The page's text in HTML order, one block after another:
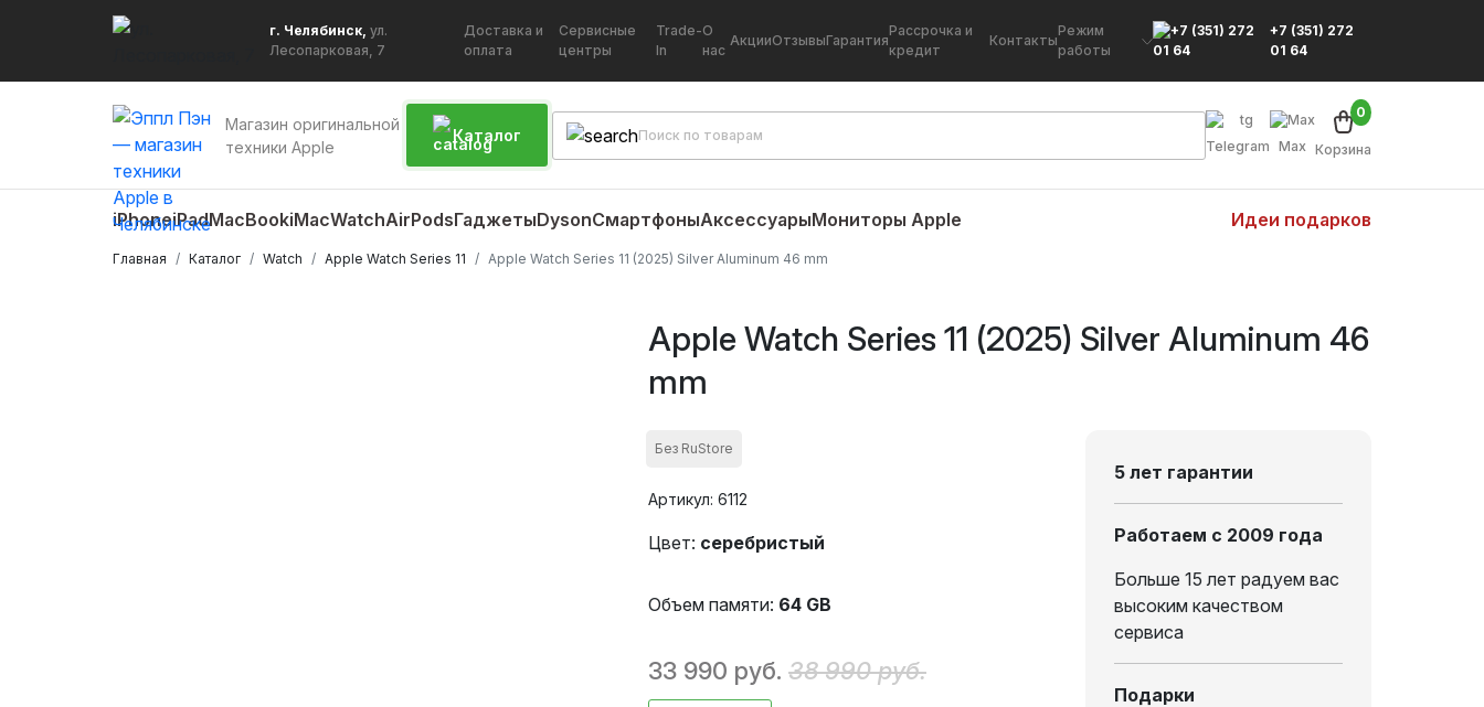
г. Челябинск, ул.
Лесопарковая, 7
Доставка и
оплата
Сервисные
центры
Trade-
In
О
нас
АкцииОтзывыГарантия
Рассрочка и
кредит
Контакты
Режим
работы
+7 (351) 272
01 64
Магазин оригинальной
техники Apple
Каталог
Telegram Max Корзина
0
iPhoneiPadMacBookiMacWatchAirPodsГаджетыDysonСмартфоныАксессуарыМониторы Apple Идеи подарков
Главная Каталог Watch Apple Watch Series 11 Apple Watch Series 11 (2025) Silver Aluminum 46 mm
Apple Watch Series 11 (2025) Silver Aluminum 46
mm
Без RuStore
Артикул: 6112
Цвет: серебристый
Объем памяти: 64 GB
33 990 руб. 38 990 руб.
5 лет гарантии
Работаем с 2009 года
Больше 15 лет радуем вас
высоким качеством
сервиса
Подарки